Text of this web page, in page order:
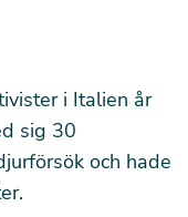
i Italien år
sig 30
och hade